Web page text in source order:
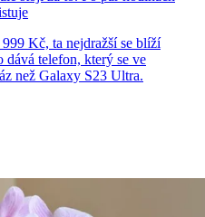
Kč, ta nejdražší se blíží
dává telefon, který se ve
než Galaxy S23 Ultra.